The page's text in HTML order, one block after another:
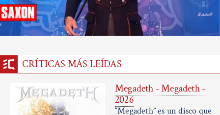
CRÍTICAS MÁS LEÍDAS
Megadeth - Megadeth -
2026
“Megadeth” es un disco que